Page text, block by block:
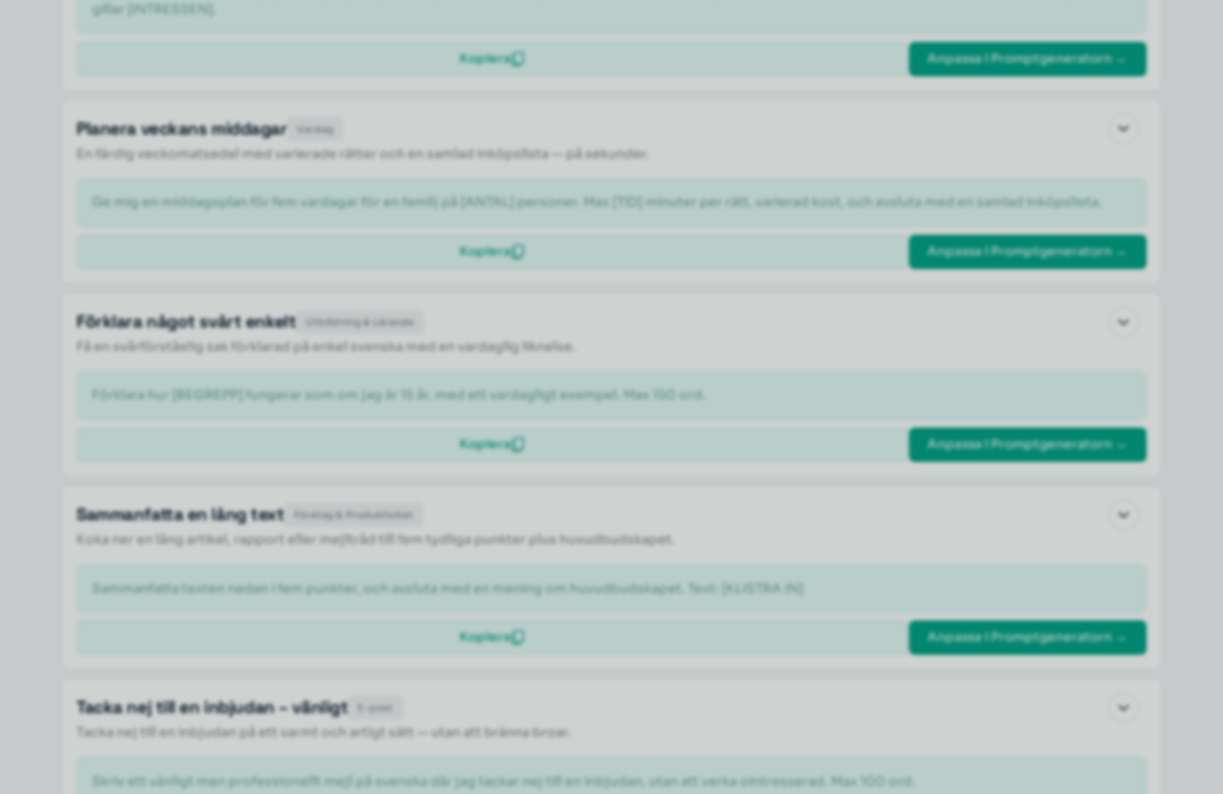
gillar [INTRESSEN].
Kopiera Anpassa i Promptgeneratorn →
Vardag
Planera veckans middagar
En färdig veckomatsedel med varierade rätter och en samlad inköpslista — på sekunder.
Ge mig en middagsplan för fem vardagar för en familj på [ANTAL] personer. Max [TID] minuter per rätt, varierad kost, och avsluta med en samlad inköpslista.
Kopiera Anpassa i Promptgeneratorn →
Utbildning & Lärande
Förklara något svårt enkelt
Få en svårförståelig sak förklarad på enkel svenska med en vardaglig liknelse.
Förklara hur [BEGREPP] fungerar som om jag är 15 år, med ett vardagligt exempel. Max 150 ord.
Kopiera Anpassa i Promptgeneratorn →
Företag & Produktivitet
Sammanfatta en lång text
Koka ner en lång artikel, rapport eller mejltråd till fem tydliga punkter plus huvudbudskapet.
Sammanfatta texten nedan i fem punkter, och avsluta med en mening om huvudbudskapet. Text: [KLISTRA IN]
Kopiera Anpassa i Promptgeneratorn →
E-post
Tacka nej till en inbjudan – vänligt
Tacka nej till en inbjudan på ett varmt och artigt sätt — utan att bränna broar.
Skriv ett vänligt men professionellt mejl på svenska där jag tackar nej till en inbjudan, utan att verka ointresserad. Max 100 ord.